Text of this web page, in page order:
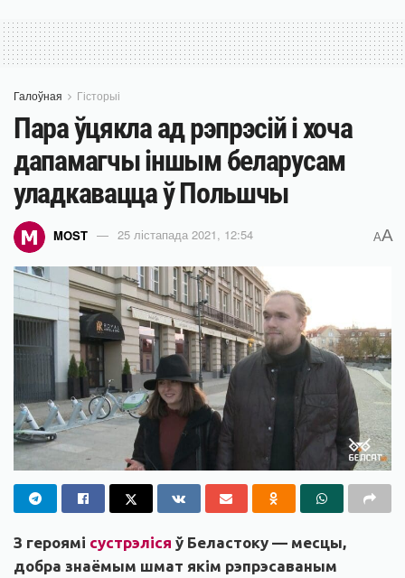
Галоўная Гісторыі
Пара ўцякла ад рэпрэсій і хоча
дапамагчы іншым беларусам
уладкавацца ў Польшчы
MOST 25 лістапада 2021, 12:54 AA
З героямі сустрэліся ў Беластоку — месцы,
добра знаёмым шмат якім рэпрэсаваным